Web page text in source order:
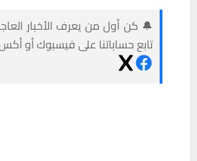
🔔 كن أول من يعرف الأخبار
تابع حساباتنا على فيسبوك أو